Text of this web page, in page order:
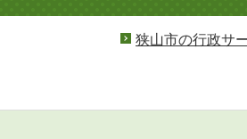
狭山市の行政サ